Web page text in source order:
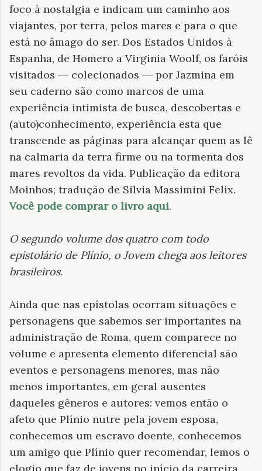
foco à nostalgia e indicam um caminho aos
viajantes, por terra, pelos mares e para o que
está no âmago do ser. Dos Estados Unidos à
Espanha, de Homero a Virginia Woolf, os faróis
visitados ― colecionados ― por Jazmina em
seu caderno são como marcos de uma
experiência intimista de busca, descobertas e
(auto)conhecimento, experiência esta que
transcende as páginas para alcançar quem as lê
na calmaria da terra firme ou na tormenta dos
mares revoltos da vida. Publicação da editora
Moinhos; tradução de Silvia Massimini Felix.
Você pode comprar o livro aqui.
O segundo volume dos quatro com todo
epistolário de Plínio, o Jovem chega aos leitores
brasileiros.
Ainda que nas epístolas ocorram situações e
personagens que sabemos ser importantes na
administração de Roma, quem comparece no
volume e apresenta elemento diferencial são
eventos e personagens menores, mas não
menos importantes, em geral ausentes
daqueles gêneros e autores: vemos então o
afeto que Plínio nutre pela jovem esposa,
conhecemos um escravo doente, conhecemos
um amigo que Plínio quer recomendar, lemos o